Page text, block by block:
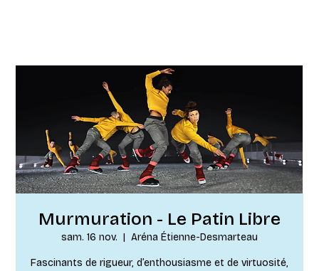
Murmuration - Le Patin Libre
sam. 16 nov.
  |
Aréna Étienne-Desmarteau
Fascinants de rigueur, d’enthousiasme et de virtuosité,